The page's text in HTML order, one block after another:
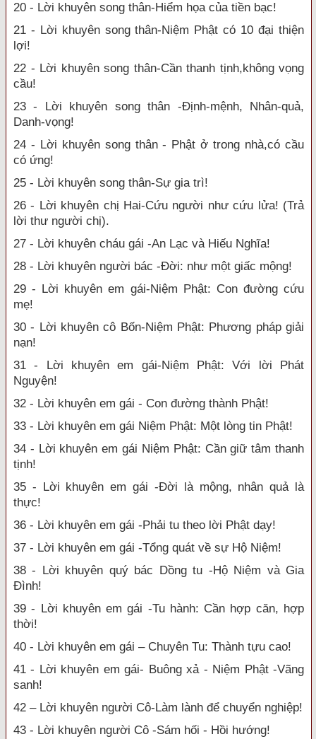
20 - Lời khuyên song thân-Hiểm họa của tiền bạc!
21 - Lời khuyên song thân-Niệm Phật có 10 đại thiện
lợi!
22 - Lời khuyên song thân-Cần thanh tịnh,không vọng
cầu!
23 - Lời khuyên song thân -Định-mệnh, Nhân-quả,
Danh-vọng!
24 - Lời khuyên song thân - Phật ở trong nhà,có cầu
có ứng!
25 - Lời khuyên song thân-Sự gia trì!
26 - Lời khuyên chị Hai-Cứu người như cứu lửa! (Trả
lời thư người chị).
27 - Lời khuyên cháu gái -An Lạc và Hiếu Nghĩa!
28 - Lời khuyên người bác -Đời: như một giấc mộng!
29 - Lời khuyên em gái-Niệm Phật: Con đường cứu
mẹ!
30 - Lời khuyên cô Bốn-Niệm Phật: Phương pháp giải
nạn!
31 - Lời khuyên em gái-Niệm Phật: Với lời Phát
Nguyện!
32 - Lời khuyên em gái - Con đường thành Phật!
33 - Lời khuyên em gái Niệm Phật: Một lòng tin Phật!
34 - Lời khuyên em gái Niệm Phật: Cần giữ tâm thanh
tịnh!
35 - Lời khuyên em gái -Đời là mộng, nhân quả là
thực!
36 - Lời khuyên em gái -Phải tu theo lời Phật dạy!
37 - Lời khuyên em gái -Tổng quát về sự Hộ Niệm!
38 - Lời khuyên quý bác Dồng tu -Hộ Niệm và Gia
Đình!
39 - Lời khuyên em gái -Tu hành: Cần hợp căn, hợp
thời!
40 - Lời khuyên em gái – Chuyên Tu: Thành tựu cao!
41 - Lời khuyên em gái- Buông xả - Niệm Phật -Vãng
sanh!
42 – Lời khuyên người Cô-Làm lành để chuyển nghiệp!
43 - Lời khuyên người Cô -Sám hối - Hồi hướng!